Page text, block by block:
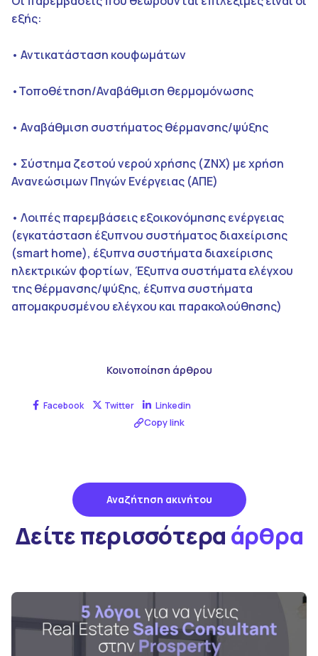
εξής:
• Αντικατάσταση κουφωμάτων
•Τοποθέτηση/Αναβάθμιση θερμομόνωσης
• Αναβάθμιση συστήματος θέρμανσης/ψύξης
• Σύστημα ζεστού νερού χρήσης (ΖΝΧ) με χρήση
Ανανεώσιμων Πηγών Ενέργειας (ΑΠΕ)
• Λοιπές παρεμβάσεις εξοικονόμησης ενέργειας
(εγκατάσταση έξυπνου συστήματος διαχείρισης
(smart home), έξυπνα συστήματα διαχείρισης
ηλεκτρικών φορτίων, Έξυπνα συστήματα ελέγχου
της θέρμανσης/ψύξης, έξυπνα συστήματα
απομακρυσμένου ελέγχου και παρακολούθησης)
Κοινοποίηση άρθρου
Facebook Twitter Linkedin
Copy link
Αναζήτηση ακινήτου
Δείτε περισσότερα άρθρα